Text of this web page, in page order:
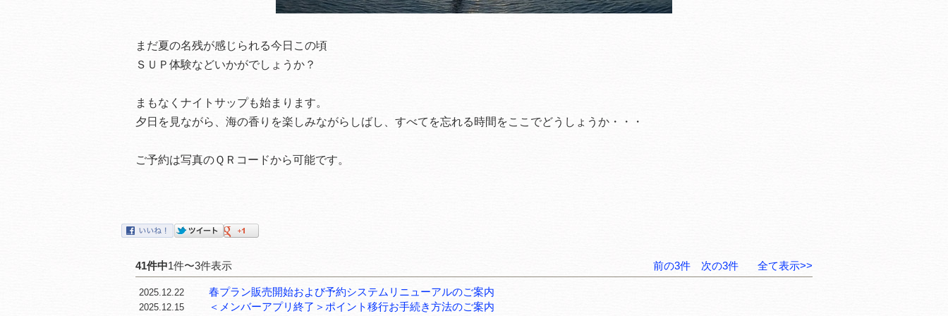
まだ夏の名残が感じられる今日この頃
ＳＵＰ体験などいかがでしょうか？
まもなくナイトサップも始まります。
夕日を見ながら、海の香りを楽しみながらしばし、すべてを忘れる時間をここでどうしょうか・・・
ご予約は写真のＱＲコードから可能です。
41件中1件〜3件表示 前の3件 次の3件 全て表示>>
2025.12.22 春プラン販売開始および予約システムリニューアルのご案内
2025.12.15
＜メンバーアプリ終了＞ポイント移行お手続き方法のご案内